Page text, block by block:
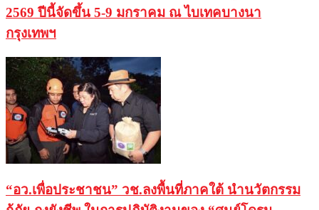
2569 ปีนี้จัดขึ้น 5-9 มกราคม ณ ไบเทคบางนา
กรุงเทพฯ
“อว.เพื่อประชาชน” วช.ลงพื้นที่ภาคใต้ นำนวัตกรรม